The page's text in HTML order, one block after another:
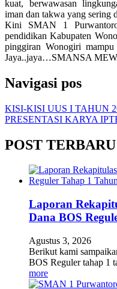
kuat, berwawasan
iman dan takwa yang sering
Kini SMAN 1
pendidikan Kabupaten
pinggiran Wonogiri mampu
Jaya..jaya…SMANSA
Navigasi pos
KISI-KISI UUS I TAHUN
PRESENTASI KARYA
POST TERBARU
Laporan
Dana BOS
Agustus 3, 2026
Berikut kami
BOS Reguler tahap 1
more